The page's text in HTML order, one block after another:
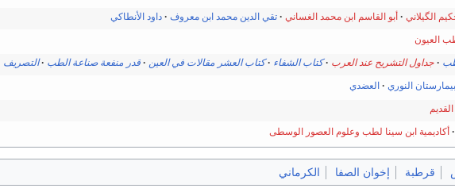
الگيلاني أبو القاسم ابن محمد الغساني تقي الدين محمد ابن معروف داود الأنطاكي
العيون
جداول التشريح عند العرب كتاب الشفاء كتاب العشر مقالات في العين قدر منفعة صناعة الطب التصريف
النوري العضدي
أكاديمية ابن سينا لطب وعلوم العصور الوسطى
قرطبة إخوان الصفا الكرماني